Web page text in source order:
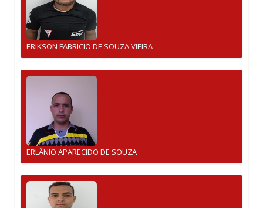
ERIKSON FABRICIO DE SOUZA VIEIRA
ERLÂNIO APARECIDO DE SOUZA